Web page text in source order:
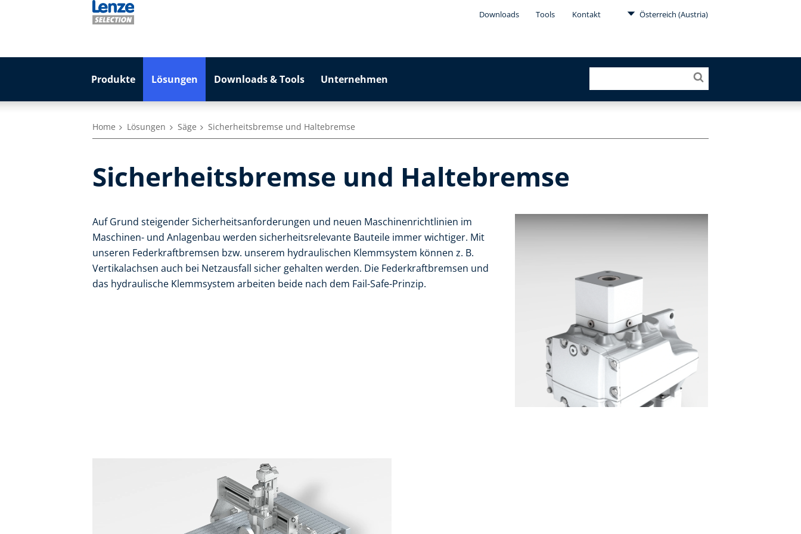
Downloads Tools Kontakt Österreich (Austria)
Produkte Lösungen Downloads & Tools Unternehmen
Home Lösungen Säge Sicherheitsbremse und Haltebremse
Sicherheitsbremse und Haltebremse
Auf Grund steigender Sicherheitsanforderungen und neuen Maschinenrichtlinien im
Maschinen- und Anlagenbau werden sicherheitsrelevante Bauteile immer wichtiger. Mit
unseren Federkraftbremsen bzw. unserem hydraulischen Klemmsystem können z. B.
Vertikalachsen auch bei Netzausfall sicher gehalten werden. Die Federkraftbremsen und
das hydraulische Klemmsystem arbeiten beide nach dem Fail-Safe-Prinzip.